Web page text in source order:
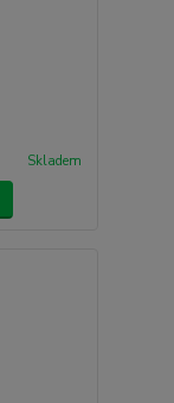
Skladem